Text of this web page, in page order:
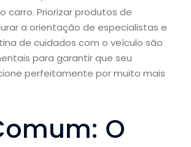
carro. Priorizar produtos de
a orientação de especialistas e
de cuidados com o veículo são
para garantir que seu
perfeitamente por muito mais
O